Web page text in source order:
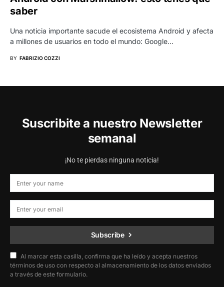
saber
Una noticia importante sacude el ecosistema Android y afecta
a millones de usuarios en todo el mundo: Google…
BY FABRIZIO COZZI
Suscribite a nuestro Newsletter
semanal
¡No te pierdas ninguna noticia!
Subscribe
Al marcar esta casilla, confirma que ha leído y acepta nuestros
términos de uso con respecto al almacenamiento de los datos enviados
a través de este formulario.